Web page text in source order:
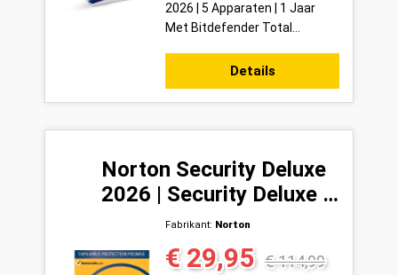
2026 | 5 Apparaten | 1 Jaar
Met Bitdefender Total
5 apparaten tegelijkertijd met
één van de ...
Details
Norton Security Deluxe
2026 | Security Deluxe 6
Apparaten | 1 Jaar
Fabrikant: Norton
Verkoopprijs:
€ 29,95 Normale prijs:
€ 114,99